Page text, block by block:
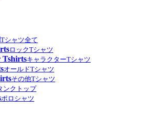
Tシャツ全て
ロックTシャツ
TshirtsキャラクターTシャツ
オールドTシャツ
その他Tシャツ
ンクトップ
ポロシャツ